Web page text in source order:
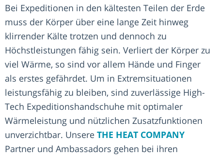
Bei Expeditionen in den kältesten Teilen der Erde
muss der Körper über eine lange Zeit hinweg
klirrender Kälte trotzen und dennoch zu
Höchstleistungen fähig sein. Verliert der Körper zu
viel Wärme, so sind vor allem Hände und Finger
als erstes gefährdet. Um in Extremsituationen
leistungsfähig zu bleiben, sind zuverlässige High-
Tech Expeditionshandschuhe mit optimaler
Wärmeleistung und nützlichen Zusatzfunktionen
unverzichtbar. Unsere THE HEAT COMPANY
Partner und Ambassadors gehen bei ihren